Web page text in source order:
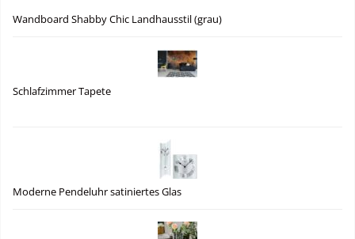
Wandboard Shabby Chic Landhausstil (grau)
Schlafzimmer Tapete
Moderne Pendeluhr satiniertes Glas